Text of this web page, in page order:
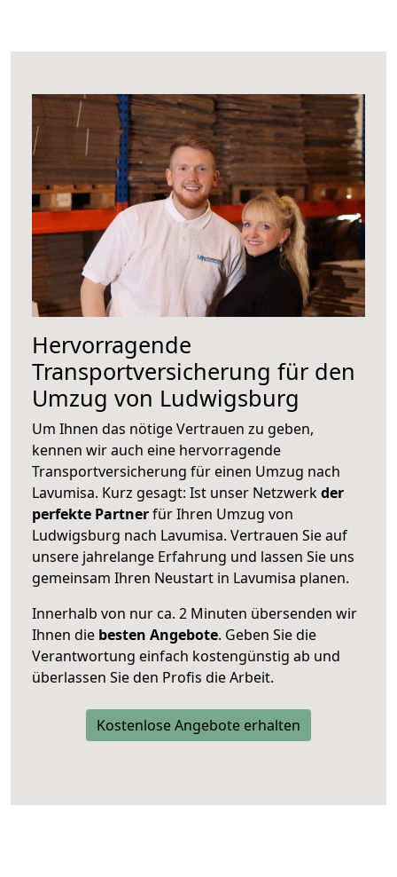
Hervorragende
Transportversicherung für den
Umzug von Ludwigsburg
Um Ihnen das nötige Vertrauen zu geben,
kennen wir auch eine hervorragende
Transportversicherung für einen Umzug nach
Lavumisa. Kurz gesagt: Ist unser Netzwerkder
perfekte Partnerfür Ihren Umzug von
Ludwigsburg nach Lavumisa. Vertrauen Sie auf
unsere jahrelange Erfahrung und lassen Sie uns
gemeinsam Ihren Neustart in Lavumisa planen.
Innerhalb von nur ca. 2 Minuten übersenden wir
Ihnen die besten Angebote. Geben Sie die
Verantwortung einfach kostengünstig ab und
überlassen Sie den Profis die Arbeit.
Kostenlose Angebote erhalten